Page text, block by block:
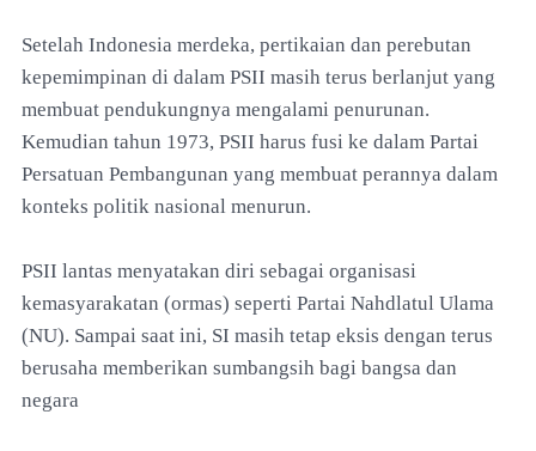
Setelah Indonesia merdeka, pertikaian dan perebutan
kepemimpinan di dalam PSII masih terus berlanjut yang
membuat pendukungnya mengalami penurunan.
Kemudian tahun 1973, PSII harus fusi ke dalam Partai
Persatuan Pembangunan yang membuat perannya dalam
konteks politik nasional menurun.
PSII lantas menyatakan diri sebagai organisasi
kemasyarakatan (ormas) seperti Partai Nahdlatul Ulama
(NU). Sampai saat ini, SI masih tetap eksis dengan terus
berusaha memberikan sumbangsih bagi bangsa dan
negara